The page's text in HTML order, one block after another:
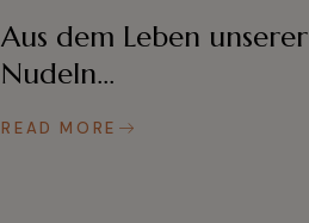
Aus dem Leben unserer
Nudeln…
READ MORE